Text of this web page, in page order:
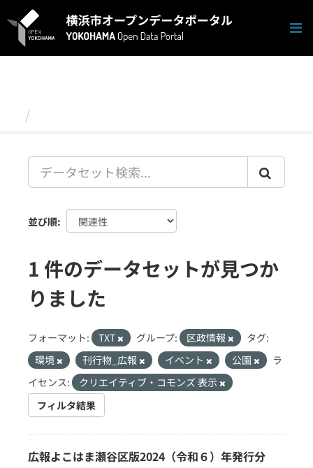
キ
並び順
1 件のデータセットが見つか
りました
フォーマット: TXT グループ: 区政情報
タグ:
環境
刊行物_広報 イベント 公園
ラ
イセンス:
クリエイティブ・コモンズ 表示
フィルタ結果
広報よこはま瀬谷区版2024（令和６）年発行分